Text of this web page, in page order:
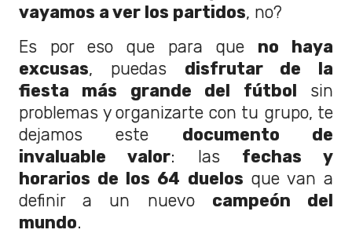
vayamos a ver los partidos, no?
Es por eso que para que no haya
excusas, puedas disfrutar de la
fiesta más grande del fútbol sin
problemas y organizarte con tu grupo, te
dejamos este documento de
invaluable valor: las fechas y
horarios de los 64 duelos que van a
definir a un nuevo campeón del
mundo.